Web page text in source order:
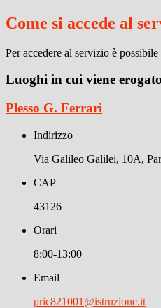
Come si accede al
Per accedere al servizio è
Luoghi in cui viene
Plesso G. Ferrari
Indirizzo
Via Galileo Galilei, 10A,
CAP
43126
Orari
8:00-13:00
Email
pric821001@istruzione.it